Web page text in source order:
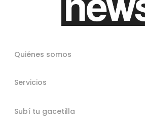
Quiénes somos
Servicios
Subí tu gacetilla